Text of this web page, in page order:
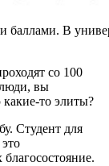
В
со 100
вы
то элиты?
Студент для